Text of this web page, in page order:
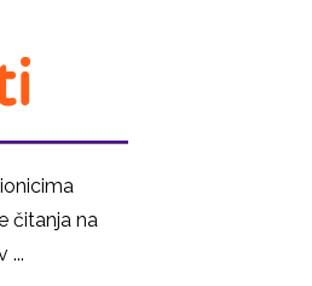
čitanja na
...